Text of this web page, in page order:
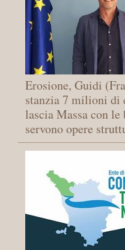
Erosione, Guidi
stanzia 7 milioni di
lascia Massa con
servono opere